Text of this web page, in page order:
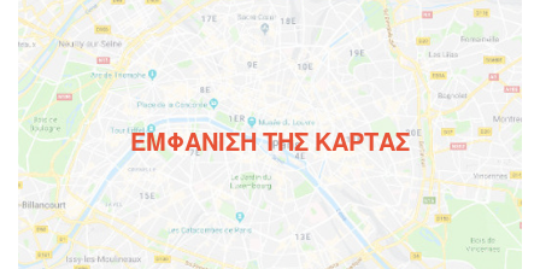
ΕΜΦΆΝΙΣΗ ΤΗΣ ΚΆΡΤΑΣ